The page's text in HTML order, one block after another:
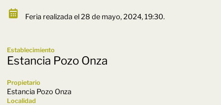
Feria realizada el 28 de mayo, 2024, 19:30.
Establecimiento
Estancia Pozo Onza
Propietario
Estancia Pozo Onza
Localidad